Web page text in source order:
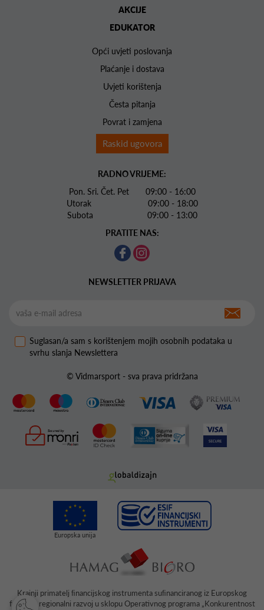
AKCIJE
EDUKATOR
Opći uvjeti poslovanja
Plaćanje i dostava
Uvjeti korištenja
Česta pitanja
Povrat i zamjena
Raskid ugovora
RADNO VRIJEME:
Pon. Sri. Čet. Pet 09:00 - 16:00
Utorak 09:00 - 18:00
Subota 09:00 - 13:00
PRATITE NAS:
NEWSLETTER PRIJAVA
Suglasan/a sam s korištenjem mojih osobnih podataka u
svrhu slanja Newslettera
© Vidmarsport - sva prava pridržana
Krajnji primatelj ﬁnancijskog instrumenta suﬁnanciranog iz Europskog
fonda za regionalni razvoj u sklopu Operativnog programa „Konkurentnost